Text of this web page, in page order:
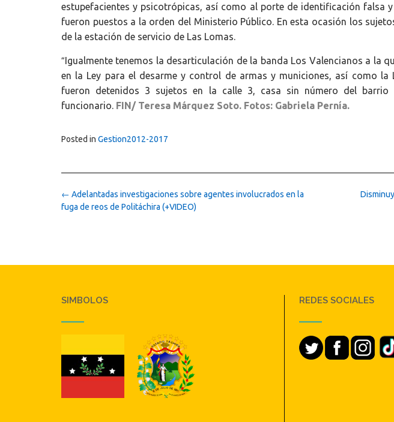
estupefacientes y psicotrópicas, así como al porte de identificación falsa
fueron puestos a la orden del Ministerio Público. En esta ocasión los
de la estación de servicio de Las Lomas.
“ Igualmente tenemos la desarticulación de la banda Los Valencianos a la
en la Ley para el desarme y control de armas y municiones, así como la
fueron detenidos 3 sujetos en la calle 3, casa sin número del barrio
funcionario. FIN/ Teresa Márquez Soto. Fotos: Gabriela Pernía.
Posted in Gestion2012-2017
Post
navigation
← Adelantadas investigaciones sobre agentes involucrados en la
fuga de reos de Politáchira (+VIDEO)
SIMBOLOS REDES SOCIALES